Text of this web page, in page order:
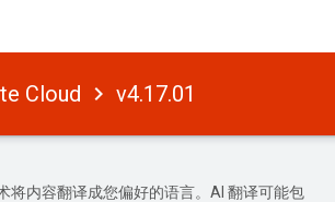
Cloud v4.17.01
将内容翻译成您偏好的语言。AI 翻译可能包